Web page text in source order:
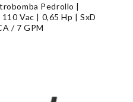
Pedrollo |
Vac | 0,65 Hp | SxD
/ 7 GPM